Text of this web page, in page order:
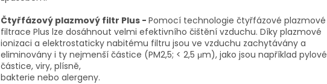
Čtyřfázový plazmový filtr Plus - Pomocí technologie čtyřfázové plazmové
filtrace Plus lze dosáhnout velmi efektivního čištění vzduchu. Díky plazmové
ionizaci a elektrostaticky nabitému filtru jsou ve vzduchu zachytávány a
eliminovány i ty nejmenší částice (PM2,5; < 2,5 μm), jako jsou například pylové
částice, viry, plísně,
bakterie nebo alergeny.